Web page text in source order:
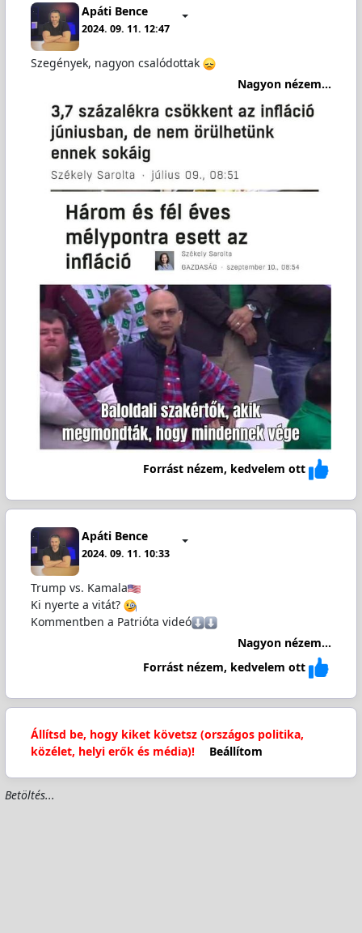
Apáti Bence
2024. 09. 11. 12:47
Szegények, nagyon csalódottak
Nagyon nézem...
Forrást nézem, kedvelem ott
Apáti Bence
2024. 09. 11. 10:33
Trump vs. Kamala
Ki nyerte a vitát?
Kommentben a Patrióta videó
Nagyon nézem...
Forrást nézem, kedvelem ott
Állítsd be, hogy kiket követsz (országos politika,
közélet, helyi erők és média)!
Beállítom
Betöltés...